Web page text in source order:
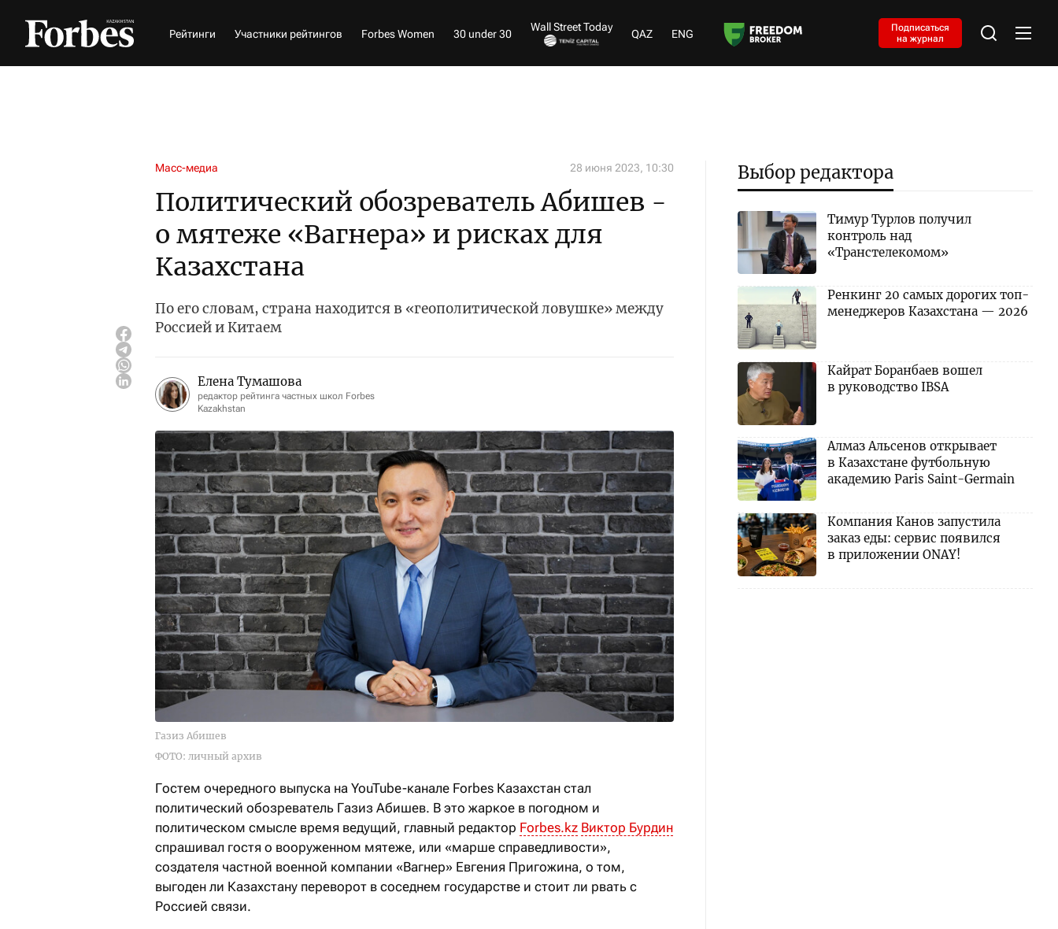
Рейтинги Участники рейтингов Forbes Women 30 under 30
Wall Street Today
QAZ ENG
Подписаться
на журнал
Масс-медиа 28 июня 2023, 10:30
Политический обозреватель Абишев -
о мятеже «Вагнера» и рисках для
Казахстана
По его словам, страна находится в «геополитической ловушке» между
Россией и Китаем
Елена Тумашова
редактор рейтинга частных школ Forbes
Kazakhstan
Газиз Абишев
ФОТО: личный архив
Гостем очередного выпуска на YouTube-канале Forbes Казахстан стал
политический обозреватель Газиз Абишев. В это жаркое в погодном и
политическом смысле время ведущий, главный редактор Forbes.kz Виктор Бурдин
спрашивал гостя о вооруженном мятеже, или «марше справедливости»,
создателя частной военной компании «Вагнер» Евгения Пригожина, о том,
выгоден ли Казахстану переворот в соседнем государстве и стоит ли рвать с
Россией связи.
Выбор редактора
Тимур Турлов получил
контроль над
«Транстелекомом»
Ренкинг 20 самых дорогих топ-
менеджеров Казахстана — 2026
Кайрат Боранбаев вошел
в руководство IBSA
Алмаз Альсенов открывает
в Казахстане футбольную
академию Paris Saint-Germain
Компания Канов запустила
заказ еды: сервис появился
в приложении ONAY!